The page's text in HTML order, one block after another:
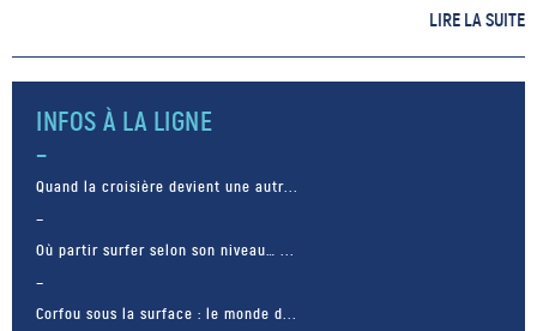
au large des calanques. Le
[…]
LIRE LA SUITE
INFOS À LA LIGNE
Quand la croisière devient une autr...
Où partir surfer selon son niveau… ...
Corfou sous la surface : le monde d...